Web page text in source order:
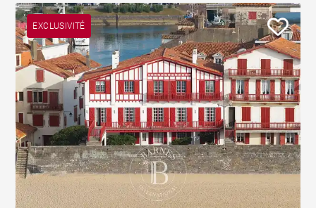
EXCLUSIVITÉ